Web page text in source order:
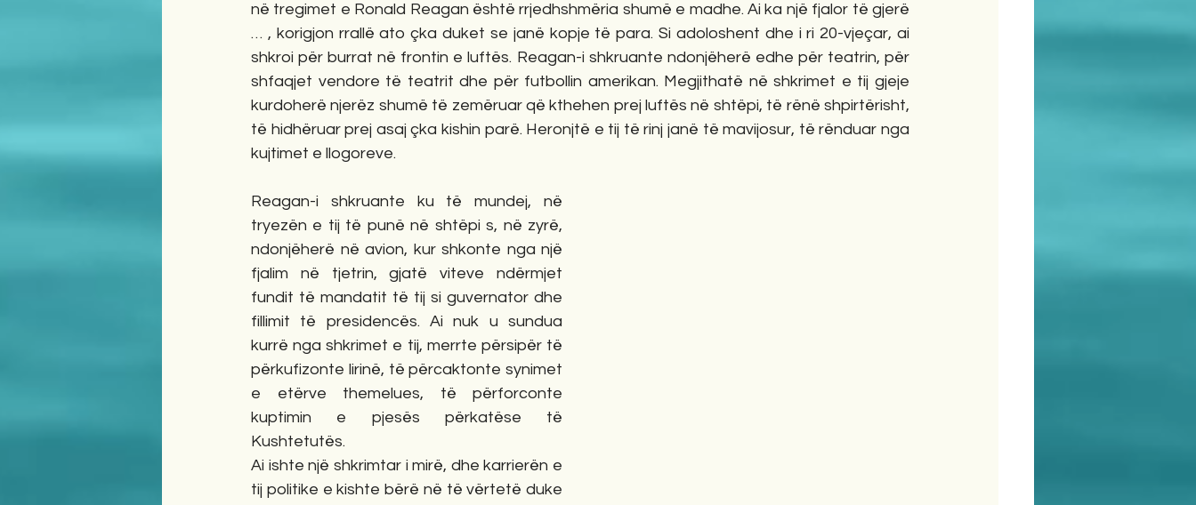
në tregimet e Ronald Reagan është rrjedhshmëria shumë e madhe. Ai ka një fjalor të gjerë
… , korigjon rrallë ato çka duket se janë kopje të para. Si adoloshent dhe i ri 20-vjeçar, ai
shkroi për burrat në frontin e luftës. Reagan-i shkruante ndonjëherë edhe për teatrin, për
shfaqjet vendore të teatrit dhe për futbollin amerikan. Megjithatë në shkrimet e tij gjeje
kurdoherë njerëz shumë të zemëruar që kthehen prej luftës në shtëpi, të rënë shpirtërisht,
të hidhëruar prej asaj çka kishin parë. Heronjtë e tij të rinj janë të mavijosur, të rënduar nga
kujtimet e llogoreve.
Reagan-i shkruante ku të mundej, në
tryezën e tij të punë në shtëpi s, në zyrë,
ndonjëherë në avion, kur shkonte nga një
fjalim në tjetrin, gjatë viteve ndërmjet
fundit të mandatit të tij si guvernator dhe
fillimit të presidencës. Ai nuk u sundua
kurrë nga shkrimet e tij, merrte përsipër të
përkufizonte lirinë, të përcaktonte synimet
e etërve themelues, të përforconte
kuptimin e pjesës përkatëse të
Kushtetutës.
Ai ishte një shkrimtar i mirë, dhe karrierën e
tij politike e kishte bërë në të vërtetë duke